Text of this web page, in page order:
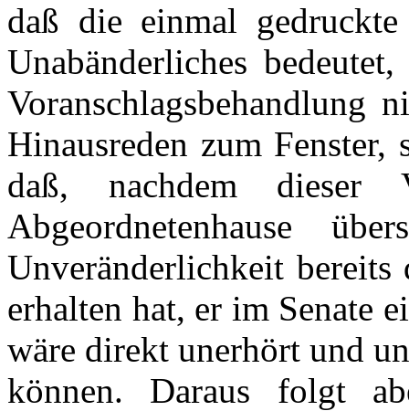
daß die einmal
Unabänderliches
Voranschlagsbehandlung
Hinausreden zum
daß, nachdem dieser
Abgeordnetenhause
Unveränderlichkeit
erhalten hat, er im Senate
wäre direkt unerhört und
können. Daraus folgt